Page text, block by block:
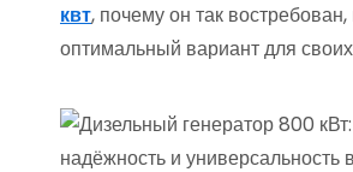
квт, почему он так
оптимальный вариант для